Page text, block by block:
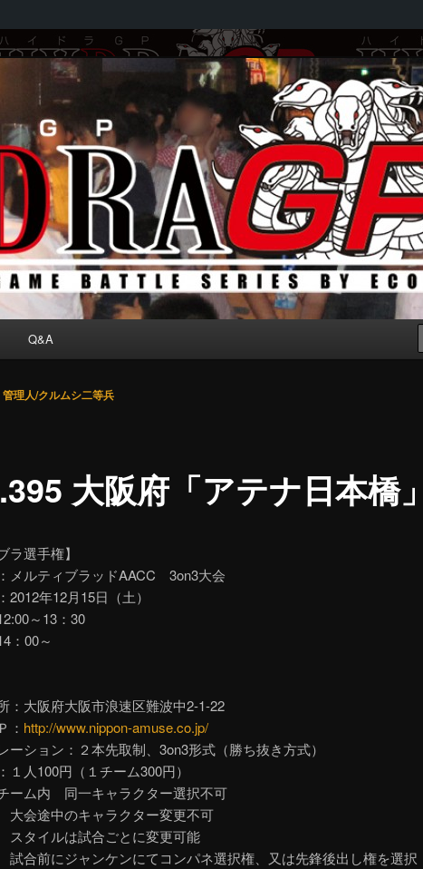
by ECOLE
Q&A
大阪府「アテナ日本橋
管理人/クルムシ二等兵
ラ選手権】
メルティブラッドAACC 3on3大会
2012年12月15日（土）
～13：30
：00～
：大阪府大阪市浪速区難波中2-1-22
： http://www.nippon-amuse.co.jp/
ーション：２本先取制、3on3形式（勝ち抜き方式）
１人100円（１チーム300円）
ーム内 同一キャラクター選択不可
中のキャラクター変更不可
ルは試合ごとに変更可能
にジャンケンにてコンパネ選択権、又は先鋒後出し権を選択